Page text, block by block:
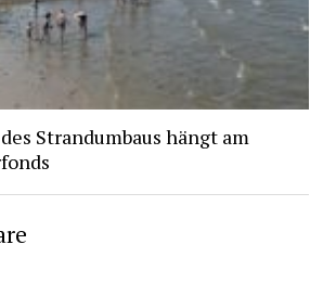
Strandumbaus hängt am